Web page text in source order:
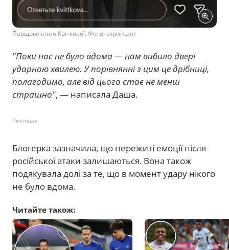
Повідомлення Квіткової. Фото: скриншот
"Поки нас не було вдома — нам вибило двері
ударною хвилею. У порівнянні з цим це дрібниці,
полагодимо, але від цього стає не менш
страшно", — написала Даша.
Реклама
Блогерка зазначила, що пережиті емоції після
російської атаки залишаються. Вона також
подякувала долі за те, що в момент удару нікого
не було вдома.
Читайте також: